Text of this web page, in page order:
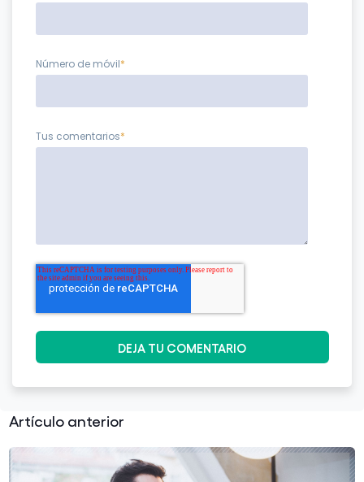
Número de móvil*
Tus comentarios*
Artículo anterior